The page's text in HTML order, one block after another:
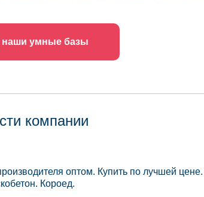
наши умные базы
компании
оптом. Купить по лучшей
Короед.